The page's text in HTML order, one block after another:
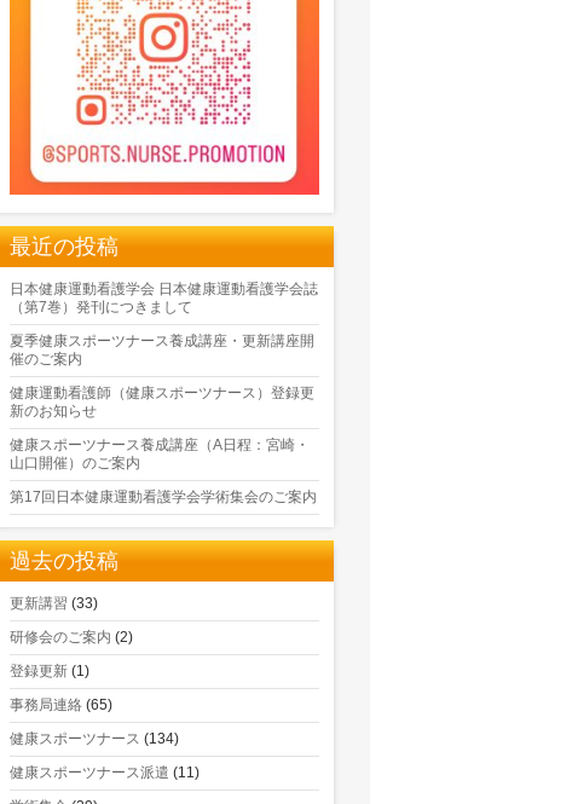
最近の投稿
日本健康運動看護学会 日本健康運動看護学会誌
（第7巻）発刊につきまして
夏季健康スポーツナース養成講座・更新講座開
催のご案内
健康運動看護師（健康スポーツナース）登録更
新のお知らせ
健康スポーツナース養成講座（A日程：宮崎・
山口開催）のご案内
第17回日本健康運動看護学会学術集会のご案内
過去の投稿
更新講習 (33)
研修会のご案内 (2)
登録更新 (1)
事務局連絡 (65)
健康スポーツナース (134)
健康スポーツナース派遣 (11)